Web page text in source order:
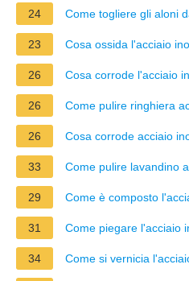
24 Come togliere gli aloni
23 Cosa ossida l'acciaio
26 Cosa corrode l'acciaio
26 Come pulire ringhiera
26 Cosa corrode acciaio
33 Come pulire lavandino
29 Come è composto
31 Come piegare l'acciaio
34 Come si vernicia